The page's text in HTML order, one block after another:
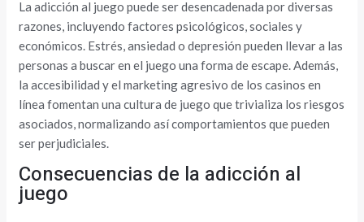
La adicción al juego puede ser desencadenada por diversas
razones, incluyendo factores psicológicos, sociales y
económicos. Estrés, ansiedad o depresión pueden llevar a las
personas a buscar en el juego una forma de escape. Además,
la accesibilidad y el marketing agresivo de los casinos en
línea fomentan una cultura de juego que trivializa los riesgos
asociados, normalizando así comportamientos que pueden
ser perjudiciales.
Consecuencias de la adicción al
juego